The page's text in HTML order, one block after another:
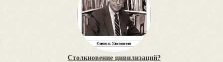
Столкновение цивилизаций?